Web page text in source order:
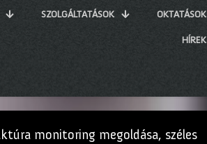
SZOLGÁLTATÁSOK OKTATÁSOK
HÍREK
monitoring megoldása, széles